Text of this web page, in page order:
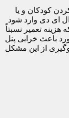
کودکان و یا
ای دی وارد شود
تعمیر نسبتاً
باعث خرابی پنل
از این مشکل